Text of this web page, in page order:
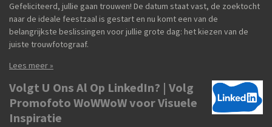
Gefeliciteerd, jullie gaan trouwen! De datum staat vast, de zoektocht
naar de ideale feestzaal is gestart en nu komt een van de
belangrijkste beslissingen voor jullie grote dag: het kiezen van de
juiste trouwfotograaf.
Lees meer »
Volgt U Ons Al Op LinkedIn? | Volg
Promofoto WoWWoW voor Visuele
Inspiratie